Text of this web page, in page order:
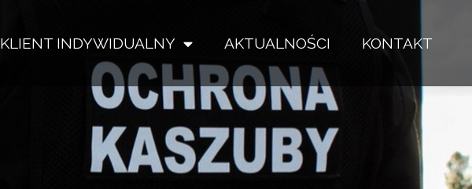
KLIENT INDYWIDUALNY AKTUALNOŚCI KONTAKT